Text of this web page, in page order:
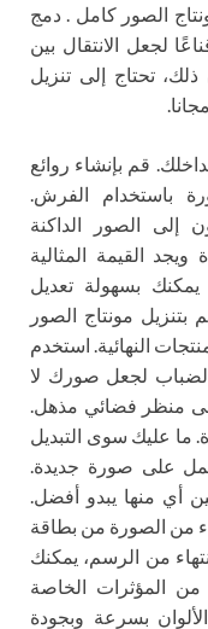
الصور كامل . دمج
لجعل الانتقال بين
تحتاج إلى تنزيل
قم بإنشاء روائع
باستخدام الفرش.
إلى الصور الداكنة
القيمة المثالية
يمكنك بسهولة تعديل
بتنزيل مونتاج الصور
النهائية. استخدم
لجعل صورك لا
منظر فضائي مذهل.
ما عليك سوى التبديل
على صورة جديدة.
أي منها يبدو أفضل.
من الصورة من بطاقة
من الرسم، يمكنك
المؤثرات الخاصة
بسرعة وبجودة